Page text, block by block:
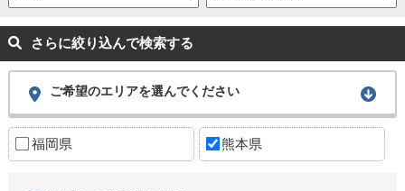
さらに絞り込んで検索する
ご希望のエリアを選んでください
福岡県 熊本県